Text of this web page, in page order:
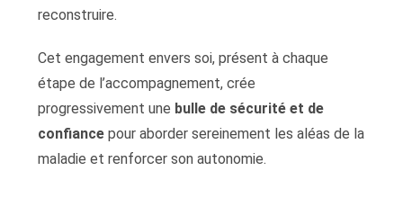
reconstruire.
Cet engagement envers soi, présent à chaque
étape de l’accompagnement, crée
progressivement une bulle de sécurité et de
confiance pour aborder sereinement les aléas de la
maladie et renforcer son autonomie.